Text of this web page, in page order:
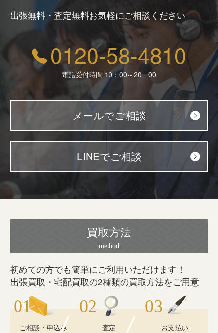
出張無料・査定無料お気軽にご相談ください
0120-58-4810
電話受付時間 10：00～20：00
メールでご相談
LINEでご相談
買取方法
初めての方でも簡単にご利用いただけます！
出張買取・宅配買取の2種類の買取方法をご用意
ご相談・申込み 査定 お支払い